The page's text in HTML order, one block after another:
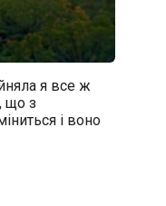
я все ж
що з
і воно